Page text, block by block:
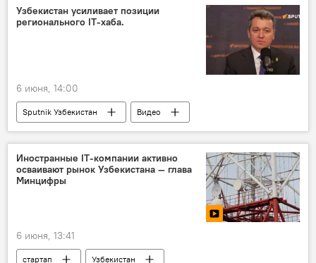
Казахстан
Узбекистан усиливает позиции
регионального IT-хаба.
6 июня, 14:00
Sputnik Узбекистан Видео
Иностранные IT-компании активно
осваивают рынок Узбекистана — глава
Минцифры
6 июня, 13:41
стартап
Узбекистан